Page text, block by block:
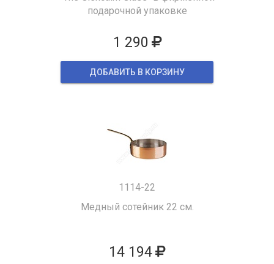
подарочной упаковке
1 290
ДОБАВИТЬ В КОРЗИНУ
1114-22
Медный сотейник 22 см.
14 194